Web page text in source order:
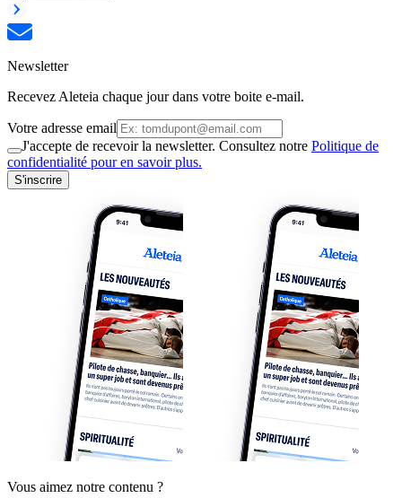
Newsletter
Recevez Aleteia chaque jour dans votre boite e-mail.
Votre adresse email
J'accepte de recevoir la newsletter. Consultez notre Politique de
confidentialité pour en savoir plus.
S'inscrire
Vous aimez notre contenu ?